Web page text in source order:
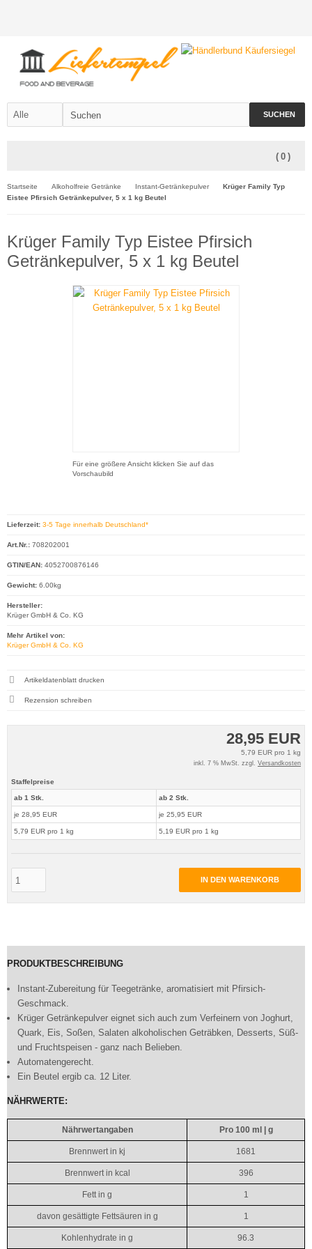
SUCHEN
( 0 )
Startseite Alkoholfreie Getränke Instant-Getränkepulver
Krüger Family Typ
Eistee Pfirsich Getränkepulver, 5 x 1 kg Beutel
Krüger Family Typ Eistee Pfirsich
Getränkepulver, 5 x 1 kg Beutel
Für eine größere Ansicht klicken Sie auf das
Vorschaubild
28,95 EUR
5,79 EUR pro 1 kg
inkl. 7 % MwSt. zzgl. Versandkosten
Staffelpreise
ab 1 Stk.
je 28,95 EUR
5,79 EUR pro 1 kg
ab 2 Stk.
je 25,95 EUR
5,19 EUR pro 1 kg
IN DEN WARENKORB
Lieferzeit: 3-5 Tage innerhalb Deutschland*
Art.Nr.: 708202001
GTIN/EAN: 4052700876146
Gewicht: 6.00kg
Hersteller:
Krüger GmbH & Co. KG
Mehr Artikel von:
Krüger GmbH & Co. KG
Artikeldatenblatt drucken
Rezension schreiben
PRODUKTBESCHREIBUNG
Instant-Zubereitung für Teegetränke, aromatisiert mit Pfirsich-
Geschmack.
Krüger Getränkepulver eignet sich auch zum Verfeinern von Joghurt,
Quark, Eis, Soßen, Salaten alkoholischen Geträbken, Desserts, Süß-
und Fruchtspeisen - ganz nach Belieben.
Automatengerecht.
Ein Beutel ergib ca. 12 Liter.
NÄHRWERTE:
Nährwertangaben Pro 100 ml | g
Brennwert in kj 1681
Brennwert in kcal 396
Fett in g 1
davon gesättigte Fettsäuren in g 1
Kohlenhydrate in g 96.3